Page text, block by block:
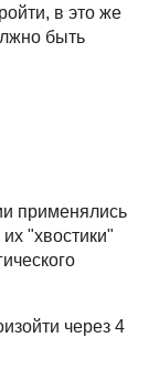
в это же
быть
применялись
"хвостики"
через 4